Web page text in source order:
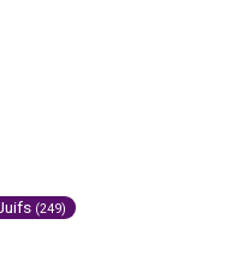
(249)